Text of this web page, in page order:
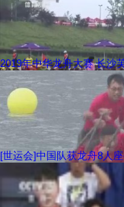
2019年中华龙舟大赛 长沙
[世运会]中国队获龙舟8人